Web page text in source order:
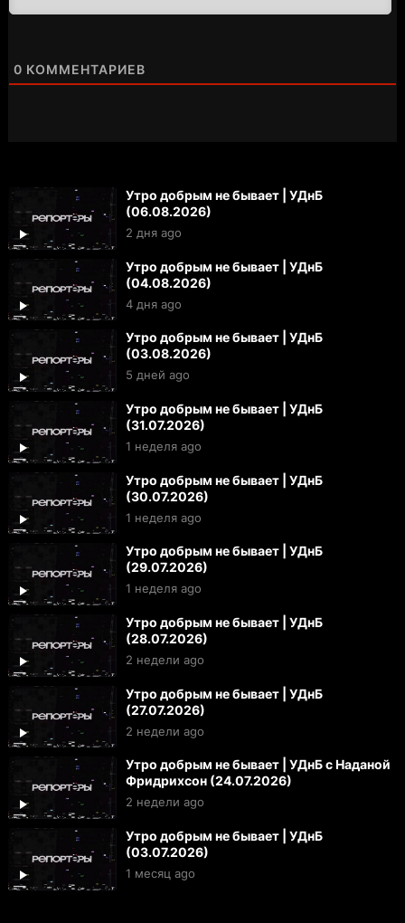
0 КОММЕНТАРИЕВ
Утро добрым не бывает | УДнБ
(06.08.2026)
2 дня ago
Утро добрым не бывает | УДнБ
(04.08.2026)
4 дня ago
Утро добрым не бывает | УДнБ
(03.08.2026)
5 дней ago
Утро добрым не бывает | УДнБ
(31.07.2026)
1 неделя ago
Утро добрым не бывает | УДнБ
(30.07.2026)
1 неделя ago
Утро добрым не бывает | УДнБ
(29.07.2026)
1 неделя ago
Утро добрым не бывает | УДнБ
(28.07.2026)
2 недели ago
Утро добрым не бывает | УДнБ
(27.07.2026)
2 недели ago
Утро добрым не бывает | УДнБ с Наданой
Фридрихсон (24.07.2026)
2 недели ago
Утро добрым не бывает | УДнБ
(03.07.2026)
1 месяц ago